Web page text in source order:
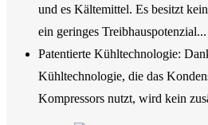
und es Kältemittel. Es besitzt
ein geringes Treibhauspotenzial...
Patentierte Kühltechnologie:
Kühltechnologie, die das
Kompressors nutzt, wird kein